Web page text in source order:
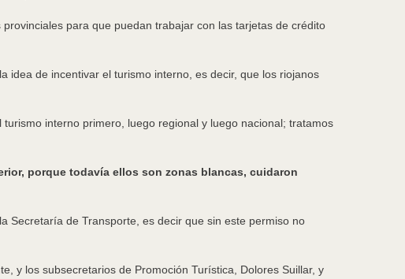
para que puedan trabajar con las tarjetas de crédito
idea de incentivar el turismo interno, es decir, que los riojanos
interno primero, luego regional y luego nacional; tratamos
porque todavía ellos son zonas blancas, cuidaron
Secretaría de Transporte, es decir que sin este permiso no
y los subsecretarios de Promoción Turística, Dolores Suillar, y